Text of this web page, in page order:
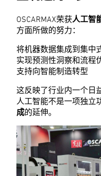
OSCARMAX荣获 人工智
方面所做的努力：
将机器数据集成到集中
实现预测性洞察和流程
支持向智能制造转型
这反映了行业内一个日
人工智能不是一项独立
成的延伸。